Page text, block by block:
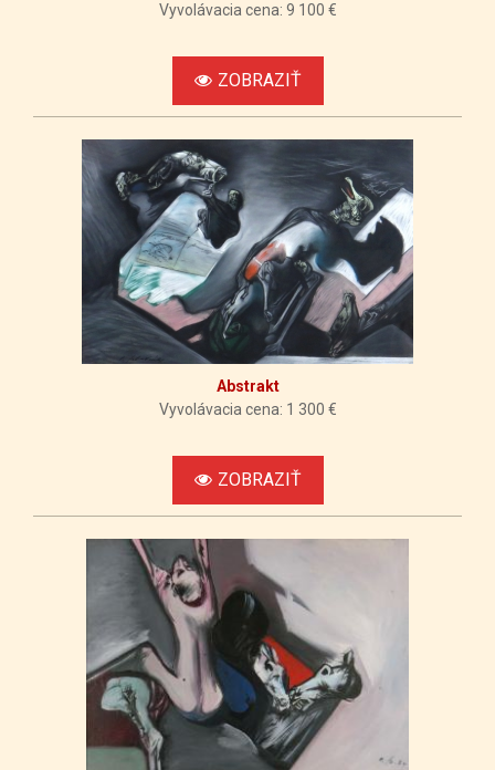
Vyvolávacia cena: 9 100 €
ZOBRAZIŤ
Abstrakt
Vyvolávacia cena: 1 300 €
ZOBRAZIŤ